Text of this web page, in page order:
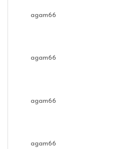
agam66
agam66
agam66
agam66